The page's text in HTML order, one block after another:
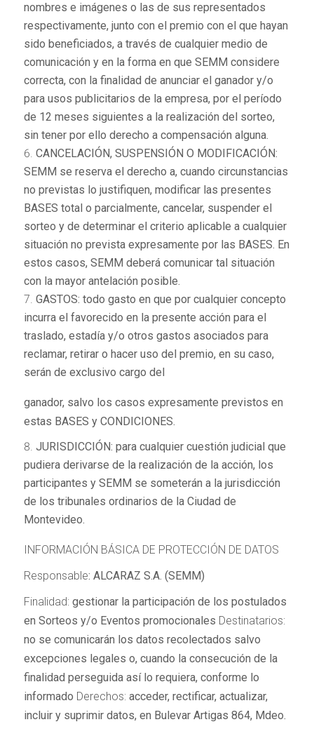
nombres e imágenes o las de sus representados
respectivamente, junto con el premio con el que hayan
sido beneficiados, a través de cualquier medio de
comunicación y en la forma en que SEMM considere
correcta, con la finalidad de anunciar el ganador y/o
para usos publicitarios de la empresa, por el período
de 12 meses siguientes a la realización del sorteo,
sin tener por ello derecho a compensación alguna.
CANCELACIÓN, SUSPENSIÓN O MODIFICACIÓN:
SEMM se reserva el derecho a, cuando circunstancias
no previstas lo justifiquen, modificar las presentes
BASES total o parcialmente, cancelar, suspender el
sorteo y de determinar el criterio aplicable a cualquier
situación no prevista expresamente por las BASES. En
estos casos, SEMM deberá comunicar tal situación
con la mayor antelación posible.
GASTOS: todo gasto en que por cualquier concepto
incurra el favorecido en la presente acción para el
traslado, estadía y/o otros gastos asociados para
reclamar, retirar o hacer uso del premio, en su caso,
serán de exclusivo cargo del
ganador, salvo los casos expresamente previstos en
estas BASES y CONDICIONES.
JURISDICCIÓN: para cualquier cuestión judicial que
pudiera derivarse de la realización de la acción, los
participantes y SEMM se someterán a la jurisdicción
de los tribunales ordinarios de la Ciudad de
Montevideo.
INFORMACIÓN BÁSICA DE PROTECCIÓN DE DATOS
Responsable: ALCARAZ S.A. (SEMM)
Finalidad: gestionar la participación de los postulados
en Sorteos y/o Eventos promocionales Destinatarios:
no se comunicarán los datos recolectados salvo
excepciones legales o, cuando la consecución de la
finalidad perseguida así lo requiera, conforme lo
informado Derechos: acceder, rectificar, actualizar,
incluir y suprimir datos, en Bulevar Artigas 864, Mdeo.